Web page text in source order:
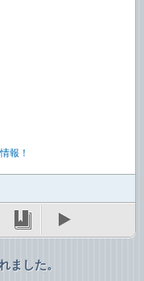
報！
ました。